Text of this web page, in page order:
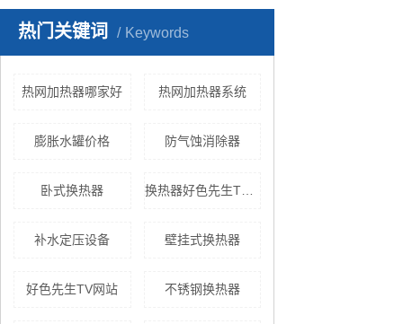
热门关键词 Keywords
热网加热器哪家好 热网加热器系统
膨胀水罐价格 防气蚀消除器
卧式换热器 换热器好色先生TV网站
补水定压设备 壁挂式换热器
好色先生TV网站 不锈钢换热器